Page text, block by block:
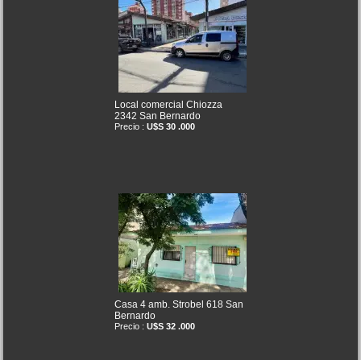
Local comercial Chiozza
2342 San Bernardo
Precio : U$S 30 .000
Casa 4 amb. Strobel 618 San
Bernardo
Precio : U$S 32 .000